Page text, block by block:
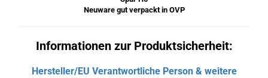
Neuware gut verpackt in OVP
Informationen zur Produktsicherheit:
Hersteller/EU Verantwortliche Person & weitere